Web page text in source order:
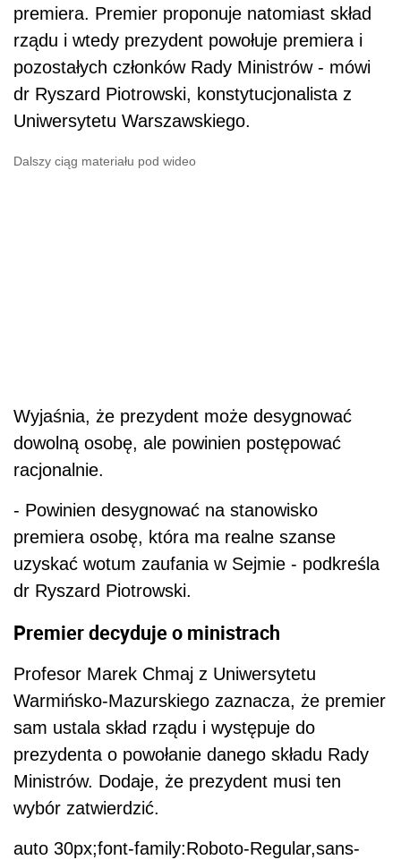
premiera. Premier proponuje natomiast skład
rządu i wtedy prezydent powołuje premiera i
pozostałych członków Rady Ministrów - mówi
dr Ryszard Piotrowski, konstytucjonalista z
Uniwersytetu Warszawskiego.
Dalszy ciąg materiału pod wideo
Wyjaśnia, że prezydent może desygnować
dowolną osobę, ale powinien postępować
racjonalnie.
- Powinien desygnować na stanowisko
premiera osobę, która ma realne szanse
uzyskać wotum zaufania w Sejmie - podkreśla
dr Ryszard Piotrowski.
Premier decyduje o ministrach
Profesor Marek Chmaj z Uniwersytetu
Warmińsko-Mazurskiego zaznacza, że premier
sam ustala skład rządu i występuje do
prezydenta o powołanie danego składu Rady
Ministrów. Dodaje, że prezydent musi ten
wybór zatwierdzić.
auto 30px;font-family:Roboto-Regular,sans-